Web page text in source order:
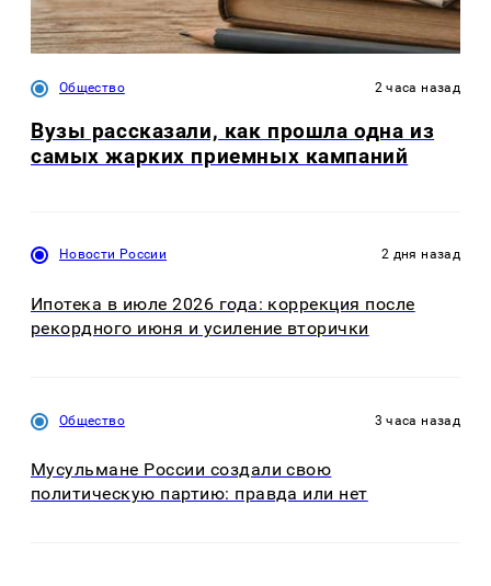
Общество 2 часа назад
Вузы рассказали, как прошла одна из
самых жарких приемных кампаний
Новости России 2 дня назад
Ипотека в июле 2026 года: коррекция после
рекордного июня и усиление вторички
Общество 3 часа назад
Мусульмане России создали свою
политическую партию: правда или нет